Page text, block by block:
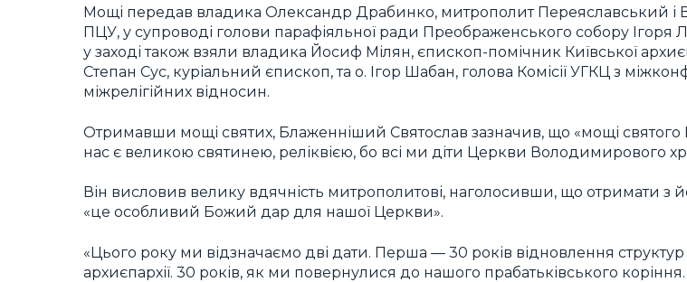
Мощі передав владика Олександр Драбинко, митрополит Переяславський
ПЦУ, у супроводі голови парафіяльної ради Преображенського собору Ігоря
у заході також взяли владика Йосиф Мілян, єпископ-помічник Київської
Степан Сус, куріальний єпископ, та о. Ігор Шабан, голова Комісії УГКЦ з
міжрелігійних відносин.
Отримавши мощі святих, Блаженніший Святослав зазначив, що «мощі
нас є великою святинею, реліквією, бо всі ми діти Церкви Володимирового
Він висловив велику вдячність митрополитові, наголосивши, що отримати з
«це особливий Божий дар для нашої Церкви».
«Цього року ми відзначаємо дві дати. Перша — 30 років відновлення структур
архиєпархії. 30 років, як ми повернулися до нашого прабатьківського